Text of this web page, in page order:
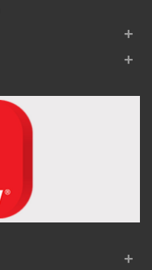
+
+
+